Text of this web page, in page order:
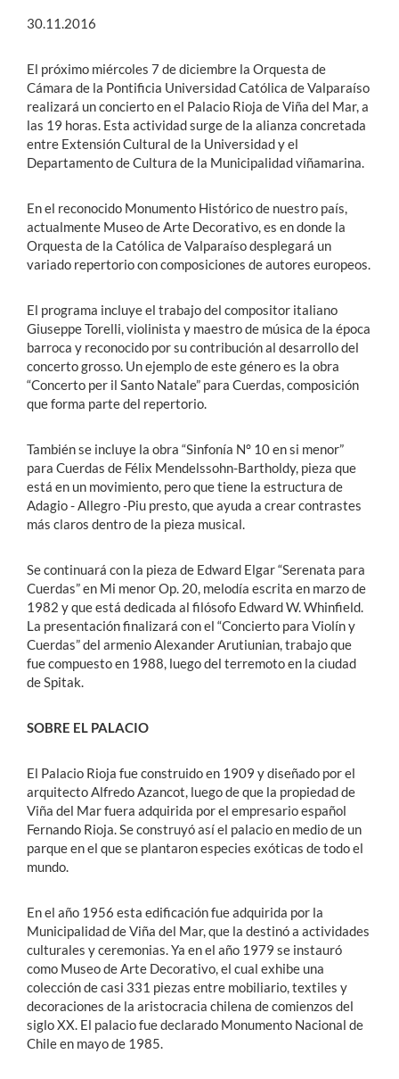
Alumni
English
30.11.2016
El próximo miércoles 7 de diciembre la Orquesta de
Cámara de la Pontificia Universidad Católica de Valparaíso
realizará un concierto en el Palacio Rioja de Viña del Mar, a
las 19 horas. Esta actividad surge de la alianza concretada
entre Extensión Cultural de la Universidad y el
Departamento de Cultura de la Municipalidad viñamarina.
En el reconocido Monumento Histórico de nuestro país,
actualmente Museo de Arte Decorativo, es en donde la
Orquesta de la Católica de Valparaíso desplegará un
variado repertorio con composiciones de autores europeos.
El programa incluye el trabajo del compositor italiano
Giuseppe Torelli, violinista y maestro de música de la época
barroca y reconocido por su contribución al desarrollo del
concerto grosso. Un ejemplo de este género es la obra
“Concerto per il Santo Natale” para Cuerdas, composición
que forma parte del repertorio.
También se incluye la obra “Sinfonía N° 10 en si menor”
para Cuerdas de Félix Mendelssohn-Bartholdy, pieza que
está en un movimiento, pero que tiene la estructura de
Adagio - Allegro -Piu presto, que ayuda a crear contrastes
más claros dentro de la pieza musical.
Se continuará con la pieza de Edward Elgar “Serenata para
Cuerdas” en Mi menor Op. 20, melodía escrita en marzo de
1982 y que está dedicada al filósofo Edward W. Whinfield.
La presentación finalizará con el “Concierto para Violín y
Cuerdas” del armenio Alexander Arutiunian, trabajo que
fue compuesto en 1988, luego del terremoto en la ciudad
de Spitak.
SOBRE EL PALACIO
El Palacio Rioja fue construido en 1909 y diseñado por el
arquitecto Alfredo Azancot, luego de que la propiedad de
Viña del Mar fuera adquirida por el empresario español
Fernando Rioja. Se construyó así el palacio en medio de un
parque en el que se plantaron especies exóticas de todo el
mundo.
En el año 1956 esta edificación fue adquirida por la
Municipalidad de Viña del Mar, que la destinó a actividades
culturales y ceremonias. Ya en el año 1979 se instauró
como Museo de Arte Decorativo, el cual exhibe una
colección de casi 331 piezas entre mobiliario, textiles y
decoraciones de la aristocracia chilena de comienzos del
siglo XX. El palacio fue declarado Monumento Nacional de
Chile en mayo de 1985.